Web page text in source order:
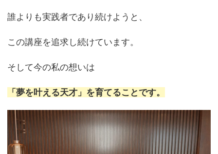
誰よりも実践者であり続けようと、
この講座を追求し続けています。
そして今の私の想いは
「夢を叶える天才」を育てることです。